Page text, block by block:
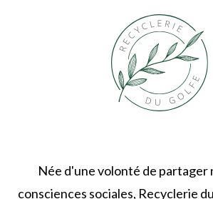
Née d'une volonté de partager
consciences sociales, Recyclerie